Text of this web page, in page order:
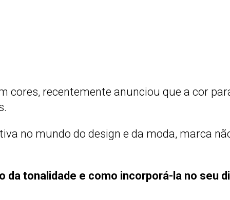
cores, recentemente anunciou que a cor
no mundo do design e da moda, marca
tonalidade e como incorporá-la no seu